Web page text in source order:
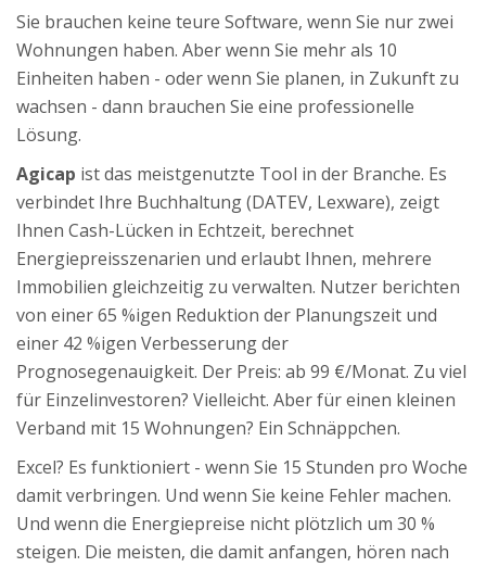
Sie brauchen keine teure Software, wenn Sie nur zwei
Wohnungen haben. Aber wenn Sie mehr als 10
Einheiten haben - oder wenn Sie planen, in Zukunft zu
wachsen - dann brauchen Sie eine professionelle
Lösung.
Agicap ist das meistgenutzte Tool in der Branche. Es
verbindet Ihre Buchhaltung (DATEV, Lexware), zeigt
Ihnen Cash-Lücken in Echtzeit, berechnet
Energiepreisszenarien und erlaubt Ihnen, mehrere
Immobilien gleichzeitig zu verwalten. Nutzer berichten
von einer 65 %igen Reduktion der Planungszeit und
einer 42 %igen Verbesserung der
Prognosegenauigkeit. Der Preis: ab 99 €/Monat. Zu viel
für Einzelinvestoren? Vielleicht. Aber für einen kleinen
Verband mit 15 Wohnungen? Ein Schnäppchen.
Excel? Es funktioniert - wenn Sie 15 Stunden pro Woche
damit verbringen. Und wenn Sie keine Fehler machen.
Und wenn die Energiepreise nicht plötzlich um 30 %
steigen. Die meisten, die damit anfangen, hören nach